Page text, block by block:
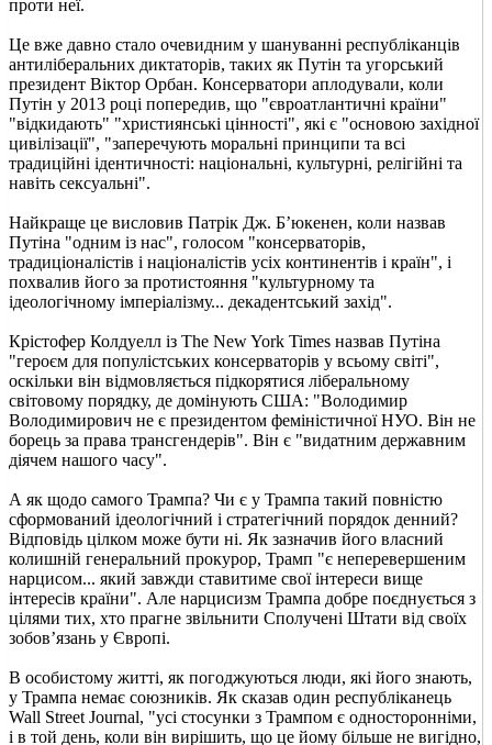
проти неї.
Це вже давно стало очевидним у шануванні республіканців
антиліберальних диктаторів, таких як Путін та угорський
президент Віктор Орбан. Консерватори аплодували, коли
Путін у 2013 році попередив, що "євроатлантичні країни"
"відкидають" "християнські цінності", які є "основою західної
цивілізації", "заперечують моральні принципи та всі
традиційні ідентичності: національні, культурні, релігійні та
навіть сексуальні".
Найкраще це висловив Патрік Дж. Б’юкенен, коли назвав
Путіна "одним із нас", голосом "консерваторів,
традиціоналістів і націоналістів усіх континентів і країн", і
похвалив його за протистояння "культурному та
ідеологічному імперіалізму... декадентський захід".
Крістофер Колдуелл із The New York Times назвав Путіна
"героєм для популістських консерваторів у всьому світі",
оскільки він відмовляється підкорятися ліберальному
світовому порядку, де домінують США: "Володимир
Володимирович не є президентом феміністичної НУО. Він не
борець за права трансгендерів". Він є "видатним державним
діячем нашого часу".
А як щодо самого Трампа? Чи є у Трампа такий повністю
сформований ідеологічний і стратегічний порядок денний?
Відповідь цілком може бути ні. Як зазначив його власний
колишній генеральний прокурор, Трамп "є неперевершеним
нарцисом... який завжди ставитиме свої інтереси вище
інтересів країни". Але нарцисизм Трампа добре поєднується з
цілями тих, хто прагне звільнити Сполучені Штати від своїх
зобов’язань у Європі.
В особистому житті, як погоджуються люди, які його знають,
у Трампа немає союзників. Як сказав один республіканець
Wall Street Journal, "усі стосунки з Трампом є односторонніми,
і в той день, коли він вирішить, що це йому більше не вигідно,